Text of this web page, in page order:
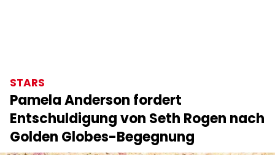
STARS
Pamela Anderson fordert
Entschuldigung von Seth Rogen nach
Golden Globes-Begegnung